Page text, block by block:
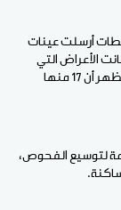
أرسلت عينات
الأعراض التي
ظهرت عليها تعني إصابتها بحمى الوادي المتصدع، لتظهر أن 17 منها
لتوسيع الفحوص،